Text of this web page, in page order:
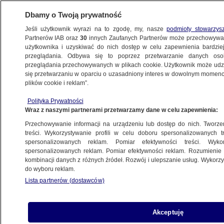
ŚWIAT
W tle budowa luksusowej inwestycji
Zespół autorów
11.05.2026, 21:14Aktualizacja: 11.05.2026, 22:35
Posłuchaj artykułu
Czyta lektor AI
Dbamy o Twoją prywatność
Jeśli użytkownik wyrazi na to zgodę, my, naszepodmioty
Partnerów IAB oraz30 innych Zaufanych Partnerów może
użytkownika i uzyskiwać do nich dostęp w celu zapewnienia
przeglądania. Odbywa się to poprzez przetwarzanie danych
przeglądania przechowywanych w plikach cookie. Użytkownik może
się przetwarzaniu w oparciu o uzasadniony interes w dowolnym
plików cookie i reklam”.
Polityka Prywatności
Wraz z naszymi partnerami przetwarzamy dane w celu zapewnienia:
Przechowywanie informacji na urządzeniu lub dostęp do nich.
treści. Wykorzystywanie profili w celu doboru spersonalizowanych
spersonalizowanych reklam. Pomiar efektywności treści.
spersonalizowanych reklam. Pomiar efektywności reklam.
kombinacji danych z różnych źródeł. Rozwój i ulepszanie usług.
do wyboru reklam.
Lista partnerów (dostawców)
Akceptuję